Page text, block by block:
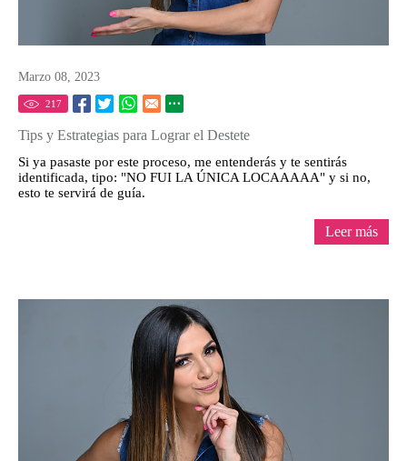
Marzo 08, 2023
217
Tips y Estrategias para Lograr el Destete
Si ya pasaste por este proceso, me entenderás y te sentirás
identificada, tipo: "NO FUI LA ÚNICA LOCAAAAA" y si no,
esto te servirá de guía.
Leer más